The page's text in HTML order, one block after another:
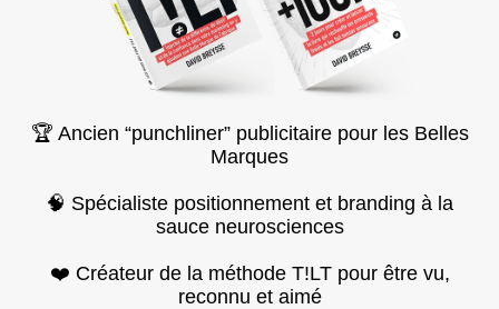
🏆 Ancien “punchliner” publicitaire pour les Belles
Marques
🧠 Spécialiste positionnement et branding à la
sauce neurosciences
❤️ Créateur de la méthode T!LT pour être vu,
reconnu et aimé